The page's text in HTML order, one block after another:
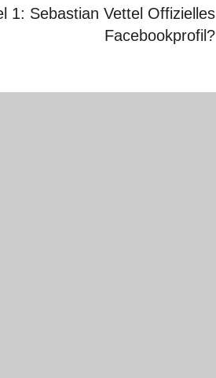
1: Sebastian Vettel Offizielles
Facebookprofil?